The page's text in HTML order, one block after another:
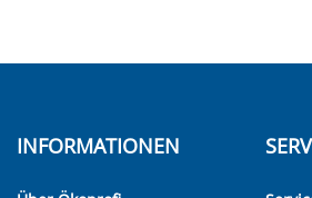
INFORMATIONEN